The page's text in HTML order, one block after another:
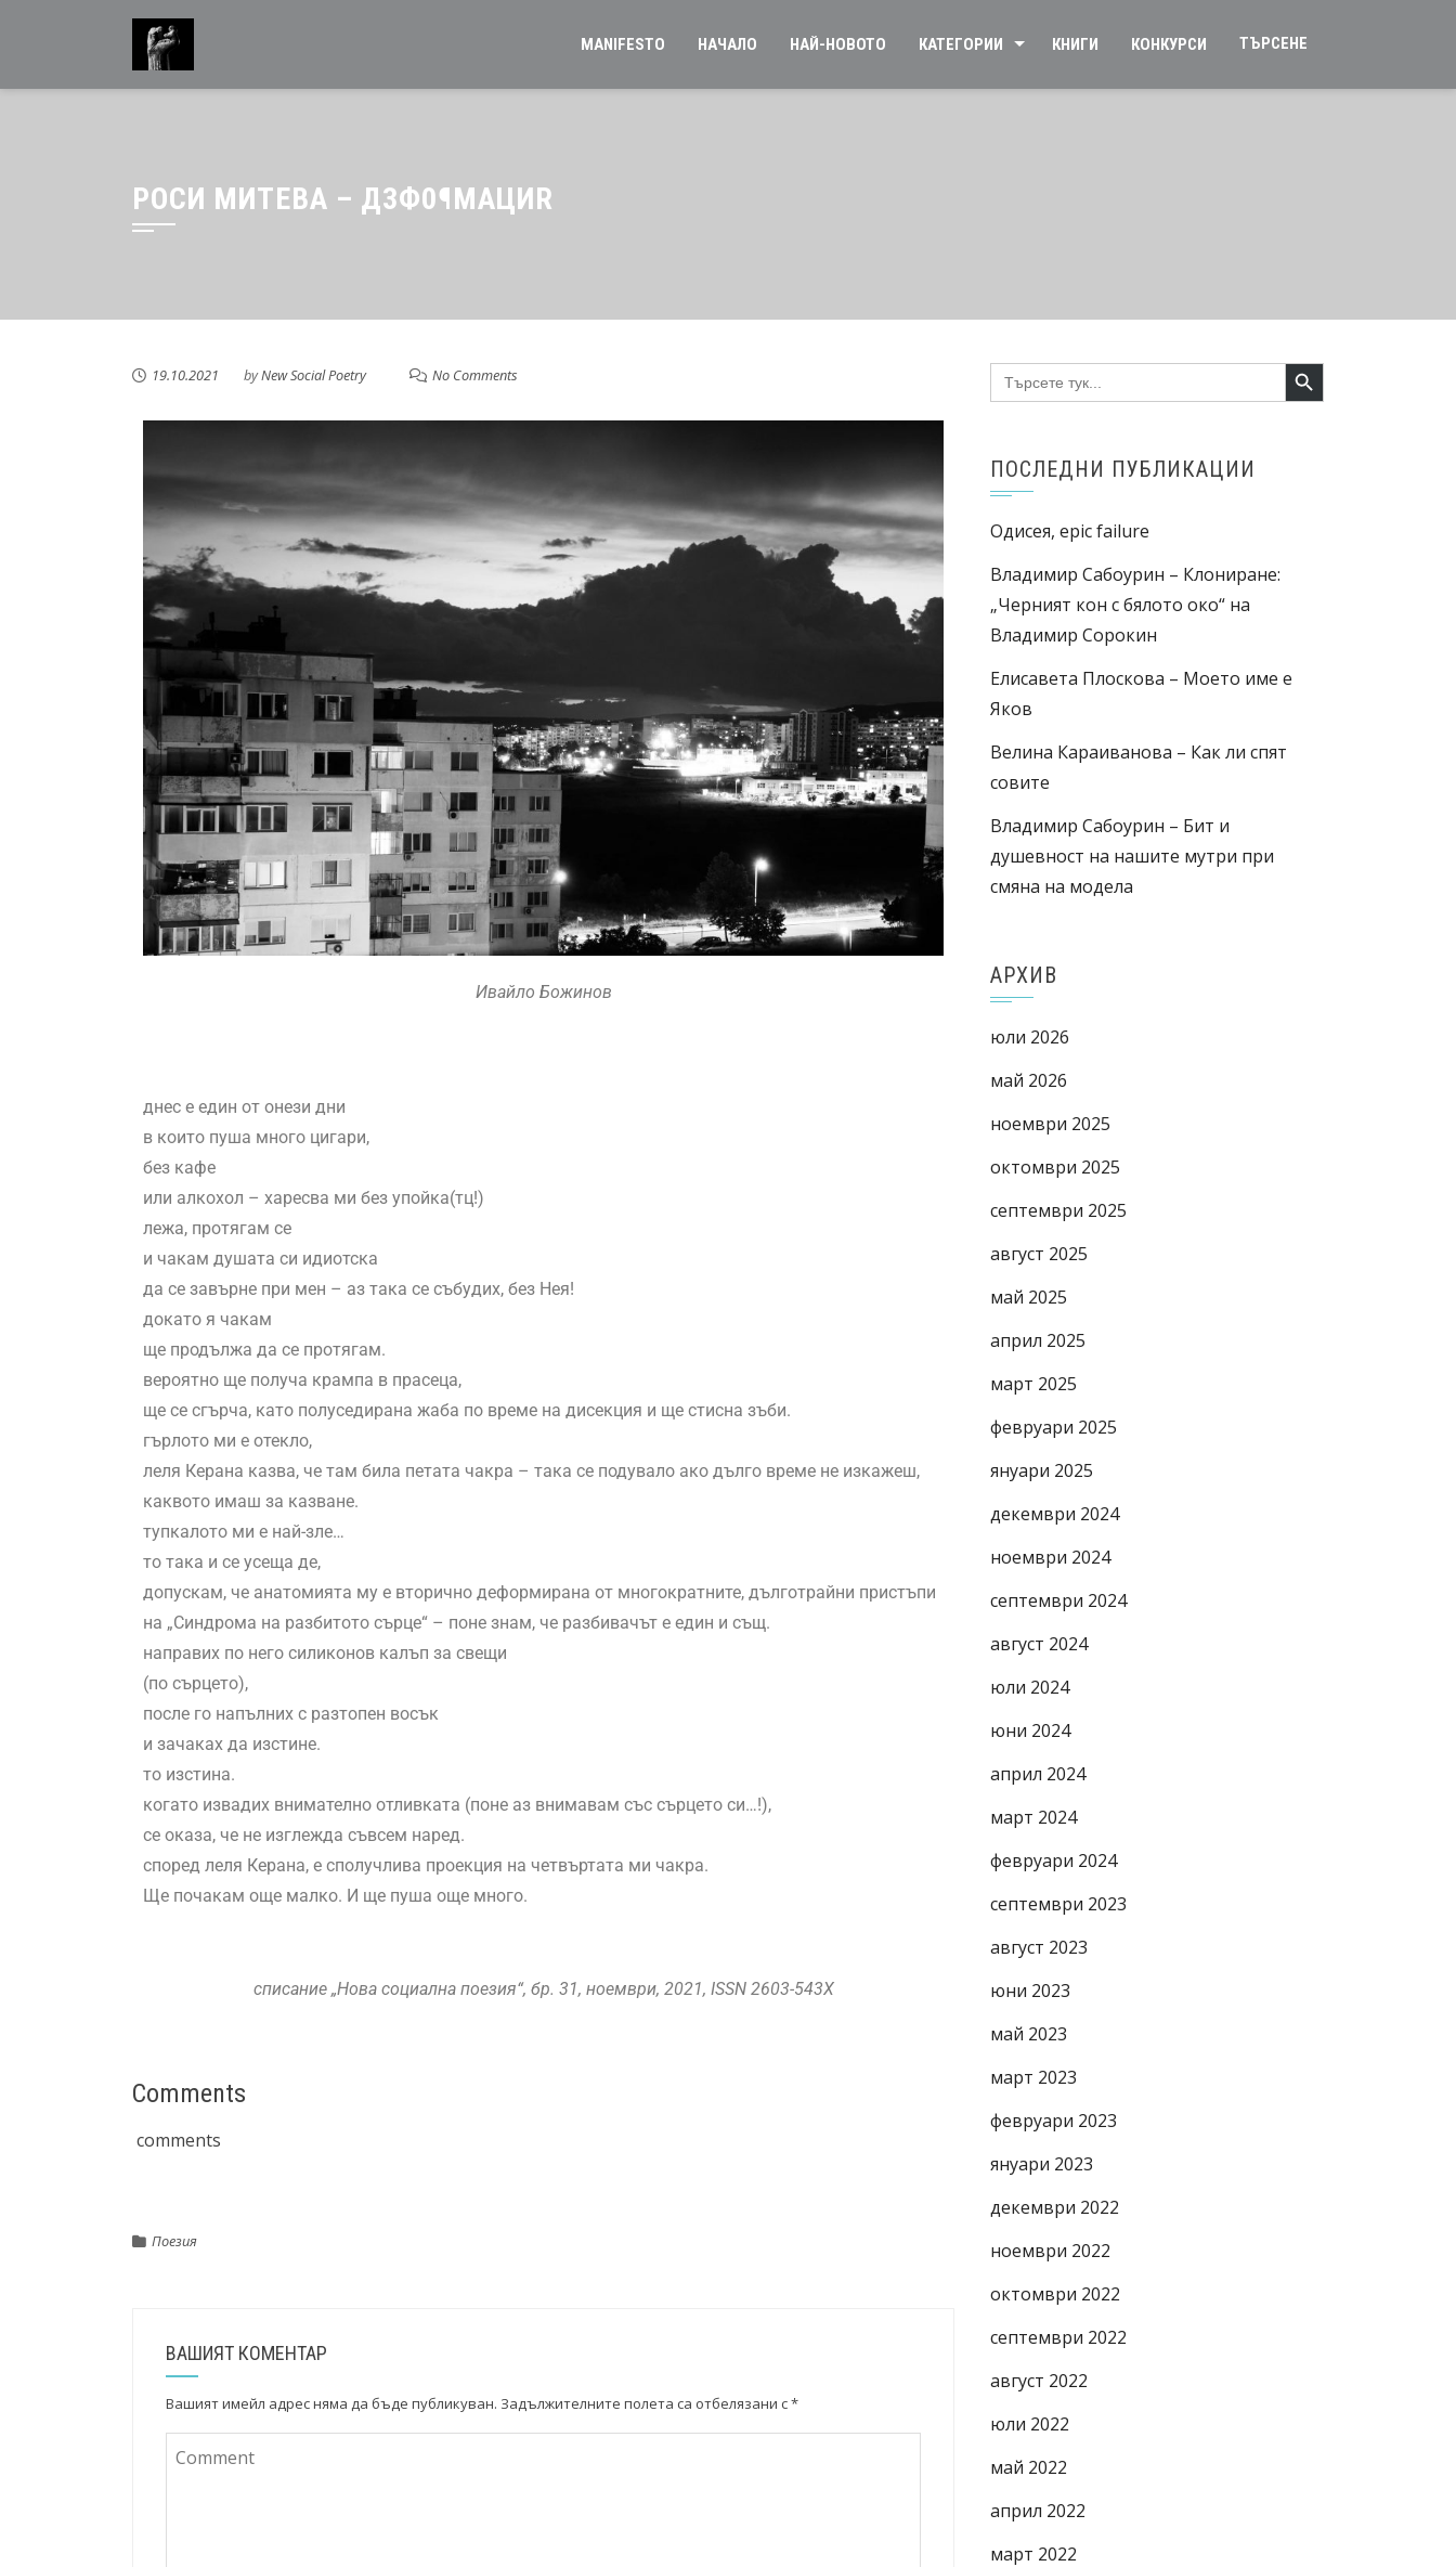
MANIFESTO НАЧАЛО НАЙ-НОВОТО КАТЕГОРИИ КНИГИ КОНКУРСИ ТЪРСЕНЕ
РОСИ МИТЕВА – Д3Ф0¶МАЦИR
19.10.2021 byNew Social Poetry No Comments
Ивайло Божинов
днес е един от онези дни
в които пуша много цигари,
без кафе
или алкохол – харесва ми без упойка(тц!)
лежа, протягам се
и чакам душата си идиотска
да се завърне при мен – аз така се събудих, без Нея!
докато я чакам
ще продължа да се протягам.
вероятно ще получа крампа в прасеца,
ще се сгърча, като полуседирана жаба по време на дисекция и ще стисна зъби.
гърлото ми е отекло,
леля Керана казва, че там била петата чакра – така се подувало ако дълго време не изкажеш,
каквото имаш за казване.
тупкалото ми е най-зле…
то така и се усеща де,
допускам, че анатомията му е вторично деформирана от многократните, дълготрайни пристъпи
на „Синдрома на разбитото сърце“ – поне знам, че разбивачът е един и същ.
направих по него силиконов калъп за свещи
(по сърцето),
после го напълних с разтопен восък
и зачаках да изстине.
то изстина.
когато извадих внимателно отливката (поне аз внимавам със сърцето си…!),
се оказа, че не изглежда съвсем наред.
според леля Керана, е сполучлива проекция на четвъртата ми чакра.
Ще почакам още малко. И ще пуша още много.
списание „Нова социална поезия“, бр. 31, ноември, 2021, ISSN 2603-543X
Comments
comments
Поезия
ВАШИЯТ КОМЕНТАР
Вашият имейл адрес няма да бъде публикуван. Задължителните полета са отбелязани с*
Search
for:
Search Button
ПОСЛЕДНИ ПУБЛИКАЦИИ
Одисея, epic failure
Владимир Сабоурин – Клониране:
„Черният кон с бялото око“ на
Владимир Сорокин
Елисавета Плоскова – Моето име е
Яков
Велина Караиванова – Как ли спят
совите
Владимир Сабоурин – Бит и
душевност на нашите мутри при
смяна на модела
АРХИВ
юли 2026
май 2026
ноември 2025
октомври 2025
септември 2025
август 2025
май 2025
април 2025
март 2025
февруари 2025
януари 2025
декември 2024
ноември 2024
септември 2024
август 2024
юли 2024
юни 2024
април 2024
март 2024
февруари 2024
септември 2023
август 2023
юни 2023
май 2023
март 2023
февруари 2023
януари 2023
декември 2022
ноември 2022
октомври 2022
септември 2022
август 2022
юли 2022
май 2022
април 2022
март 2022